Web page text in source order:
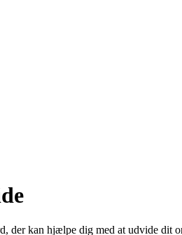
der kan hjælpe dig med at udvide dit